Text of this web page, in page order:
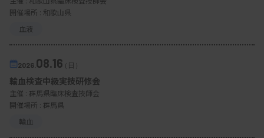
開催場所 : 和歌山県
血液
2026. 08.16（日）
輸血検査中級実技研修会
主催 : 群馬県臨床検査技師会
開催場所 : 群馬県
輸血